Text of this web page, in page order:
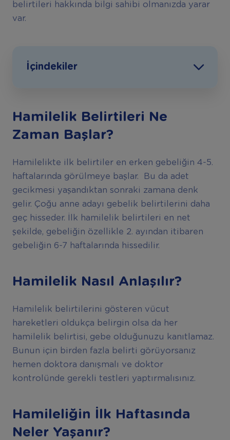
belirtileri hakkında bilgi sahibi olmanızda yarar
var.
İçindekiler
Hamilelik Belirtileri Ne
Zaman Başlar?
Hamilelikte ilk belirtiler en erken gebeliğin 4-5.
haftalarında görülmeye başlar. Bu da adet
gecikmesi yaşandıktan sonraki zamana denk
gelir. Çoğu anne adayı gebelik belirtilerini daha
geç hisseder. İlk hamilelik belirtileri en net
şekilde, gebeliğin özellikle 2. ayından itibaren
gebeliğin 6-7 haftalarında hissedilir.
Hamilelik Nasıl Anlaşılır?
Hamilelik belirtilerini gösteren vücut
hareketleri oldukça belirgin olsa da her
hamilelik belirtisi, gebe olduğunuzu kanıtlamaz.
Bunun için birden fazla belirti görüyorsanız
hemen doktora danışmalı ve doktor
kontrolünde gerekli testleri yaptırmalısınız.
Hamileliğin İlk Haftasında
Neler Yaşanır?